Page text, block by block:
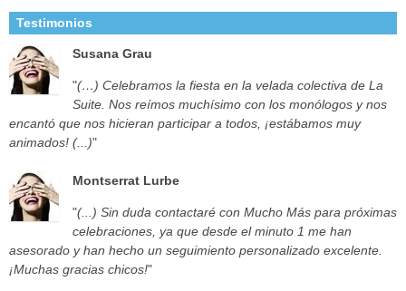
Testimonios
Susana Grau
"(…) Celebramos la fiesta en la velada colectiva de La
Suite. Nos reímos muchísimo con los monólogos y nos
encantó que nos hicieran participar a todos, ¡estábamos muy
animados! (...)"
Montserrat Lurbe
"(...) Sin duda contactaré con Mucho Más para próximas
celebraciones, ya que desde el minuto 1 me han
asesorado y han hecho un seguimiento personalizado excelente.
¡Muchas gracias chicos!"